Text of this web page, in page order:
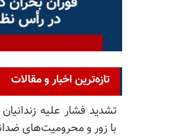
تازه‌ترین اخبار و مقالات
تشدید فشار علیه
با زور و محرومیت‌های